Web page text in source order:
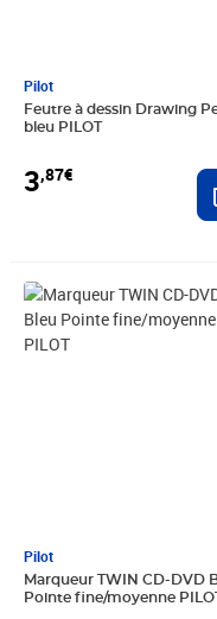
Pilot
Feutre à dessin Drawing
bleu PILOT
3,87€
Pilot
Marqueur TWIN CD-DVD
Pointe fine/moyenne
Prix 3,50€